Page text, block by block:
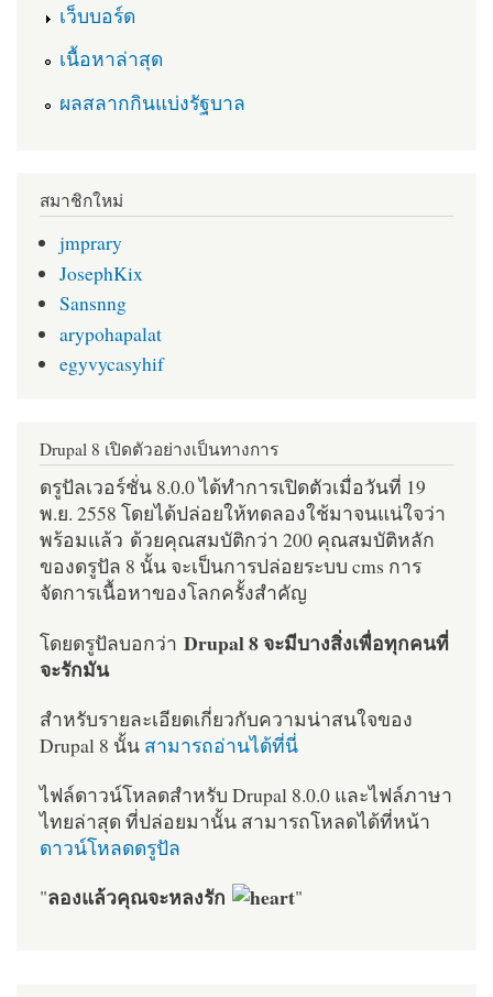
เว็บบอร์ด
เนื้อหาล่าสุด
ผลสลากกินแบ่งรัฐบาล
สมาชิกใหม่
jmprary
JosephKix
Sansnng
arypohapalat
egyvycasyhif
Drupal 8 เปิดตัวอย่างเป็นทางการ
ดรูปัลเวอร์ชั่น 8.0.0 ได้ทำการเปิดตัวเมื่อวันที่ 19
พ.ย. 2558 โดยได้ปล่อยให้ทดลองใช้มาจนแน่ใจว่า
พร้อมแล้ว ด้วยคุณสมบัติกว่า 200 คุณสมบัติหลัก
ของดรูปัล 8 นั้น จะเป็นการปล่อยระบบ cms การ
จัดการเนื้อหาของโลกครั้งสำคัญ
โดยดรูปัลบอกว่า Drupal 8 จะมีบางสิ่งเพื่อทุกคนที่
จะรักมัน
สำหรับรายละเอียดเกี่ยวกับความน่าสนใจของ
Drupal 8 นั้น สามารถอ่านได้ที่นี่
ไฟล์ดาวน์โหลดสำหรับ Drupal 8.0.0 และไฟล์ภาษา
ไทยล่าสุด ที่ปล่อยมานั้น สามารถโหลดได้ที่หน้า
ดาวน์โหลดดรูปัล
"ลองแล้วคุณจะหลงรัก "